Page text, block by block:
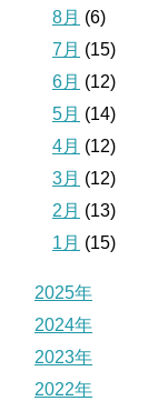
8月 (6)
7月 (15)
6月 (12)
5月 (14)
4月 (12)
3月 (12)
2月 (13)
1月 (15)
2025年
2024年
2023年
2022年